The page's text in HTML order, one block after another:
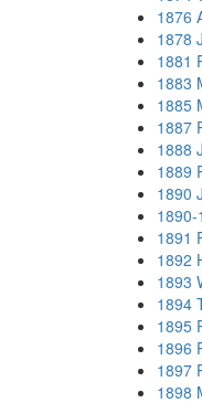
1876
1878
1881
1883
1885
1887
1888
1889
1890
1891
1892
1893
1894
1895
1896
1897
1898